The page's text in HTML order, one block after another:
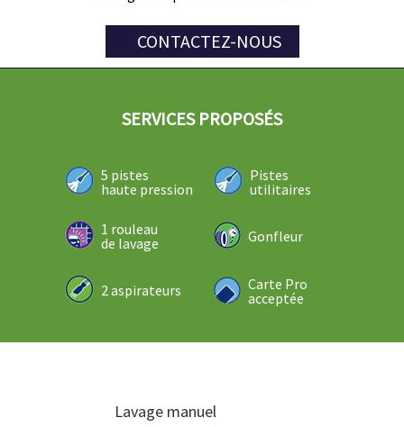
CONTACTEZ-NOUS
SERVICES PROPOSÉS
5 pistes
haute pression
Pistes
utilitaires
1 rouleau
de lavage
Gonfleur
2 aspirateurs
Carte Pro
acceptée
Lavage manuel